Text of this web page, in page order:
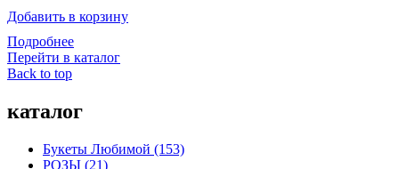
Добавить в корзину
Подробнее
Перейти в каталог
Back to top
каталог
Букеты Любимой (153)
РОЗЫ (21)